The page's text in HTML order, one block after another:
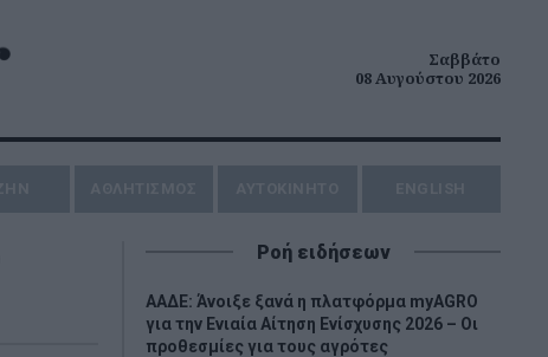
Σαββάτο
08 Αυγούστου 2026
Ροή ειδήσεων
ΑΑΔΕ: Άνοιξε ξανά η πλατφόρμα myAGRO
για την Ενιαία Αίτηση Ενίσχυσης 2026 – Οι
προθεσμίες για τους αγρότες